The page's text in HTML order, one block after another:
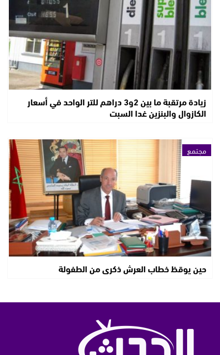
زيادة مرتقبة ما بين 2و3 دراهم للتر الواحد في أسعار
الكازوال والبنزين غدا السبت
مجتمع
حين يوقظ خطاب العرش ذكرى من الطفولة